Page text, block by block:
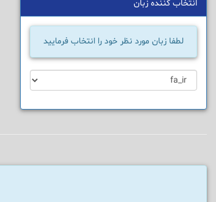
انتخاب کننده زبان
لطفا زبان مورد نظر خود را انتخاب فرمایید